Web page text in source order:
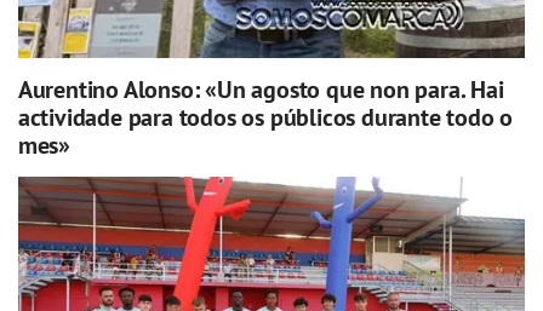
Aurentino Alonso: «Un agosto que non para. Hai
actividade para todos os públicos durante todo o
mes»